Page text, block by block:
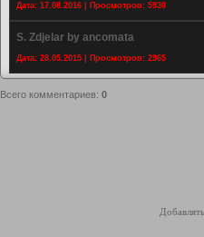
Дата: 17.08.2016 | Просмотров: 5930
S. Zdjelar by ancomata
Дата: 28.05.2015 | Просмотров: 2965
Всего комментариев: 0